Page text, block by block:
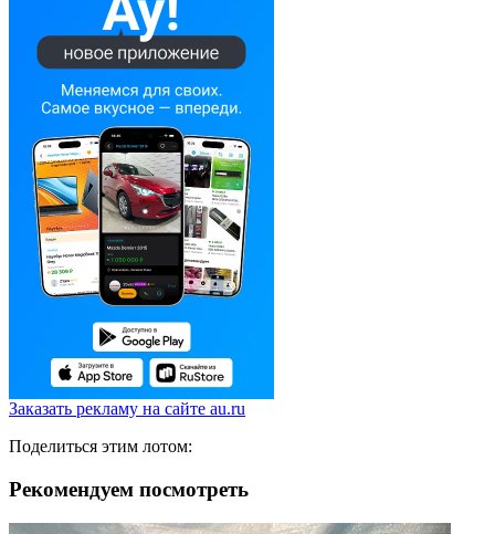
Заказать рекламу на сайте au.ru
Поделиться этим лотом:
Рекомендуем посмотреть